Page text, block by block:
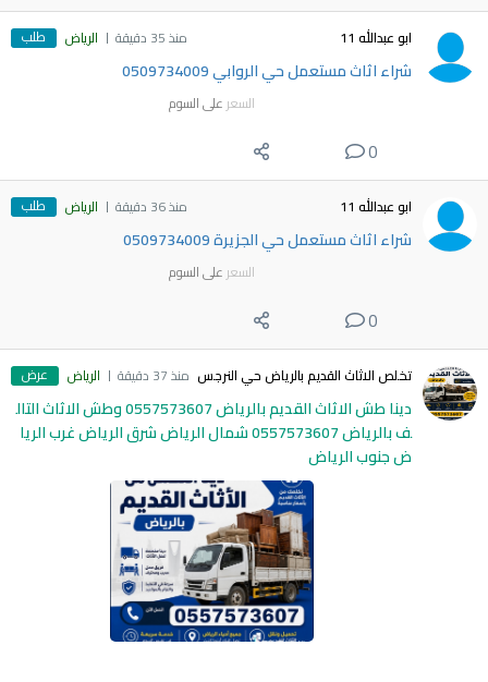
ابو عبدالله 11 منذ 35 دقيقة الرياض طلب
شراء اثاث مستعمل حي الروابي 0509734009
السعر على السوم
0
ابو عبدالله 11 منذ 36 دقيقة الرياض طلب
شراء اثاث مستعمل حي الجزيرة 0509734009
السعر على السوم
0
تخلص الاثاث القديم بالرياض حي النرجس منذ 37 دقيقة الرياض عرض
دينا طش الاثاث القديم بالرياض 0557573607 وطش الاثاث التال
ف بالرياض 0557573607 شمال الرياض شرق الرياض غرب الريا
ض جنوب الرياض